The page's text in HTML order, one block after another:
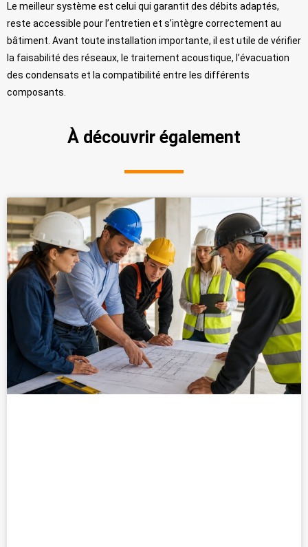
Le meilleur système est celui qui garantit des débits adaptés,
reste accessible pour l’entretien et s’intègre correctement au
bâtiment. Avant toute installation importante, il est utile de vérifier
la faisabilité des réseaux, le traitement acoustique, l’évacuation
des condensats et la compatibilité entre les différents
composants.
À découvrir également